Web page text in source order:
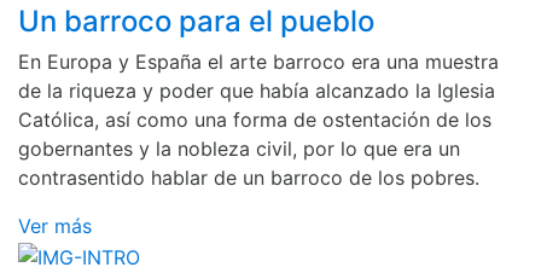
Un barroco para el pueblo
En Europa y España el arte barroco era una muestra
de la riqueza y poder que había alcanzado la Iglesia
Católica, así como una forma de ostentación de los
gobernantes y la nobleza civil, por lo que era un
contrasentido hablar de un barroco de los pobres.
Ver más